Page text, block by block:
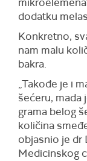
dodatku
Konkretno,
nam malu
bakra.
„Takođe je i
šećeru, mada
grama belog
količina
objasnio je dr
Medicinskog